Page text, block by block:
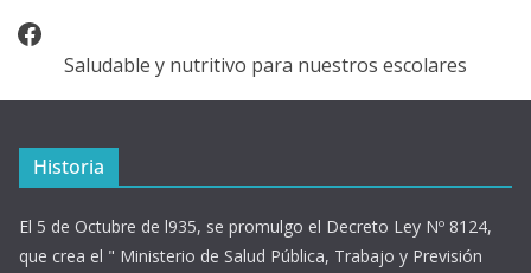
Facebook
Saludable y nutritivo para nuestros escolares
Historia
El 5 de Octubre de l935, se promulgo el Decreto Ley Nº 8124,
que crea el " Ministerio de Salud Pública, Trabajo y Previsión